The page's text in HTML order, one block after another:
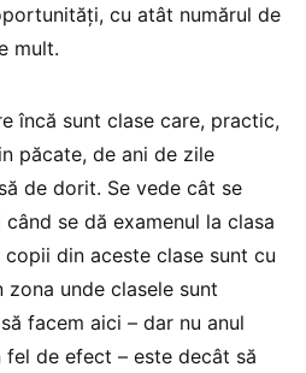
cu atât numărul de
mult.
încă sunt clase care, practic,
păcate, de ani de zile
de dorit. Se vede cât se
se dă examenul la clasa
din aceste clase sunt cu
unde clasele sunt
facem aici – dar nu anul
de efect – este decât să